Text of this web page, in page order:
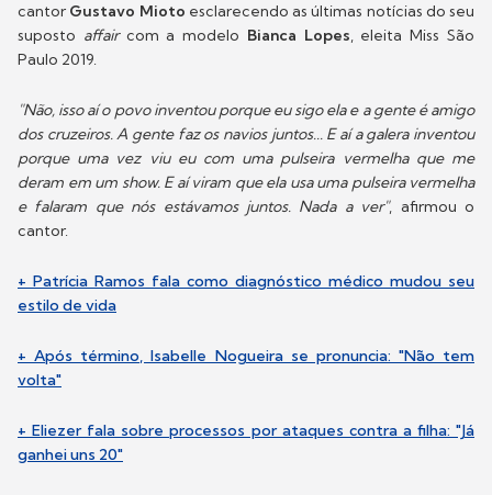
cantor Gustavo Mioto esclarecendo as últimas notícias do seu
suposto affair com a modelo Bianca Lopes, eleita Miss São
Paulo 2019.
"Não, isso aí o povo inventou porque eu sigo ela e a gente é amigo
dos cruzeiros. A gente faz os navios juntos... E aí a galera inventou
porque uma vez viu eu com uma pulseira vermelha que me
deram em um show. E aí viram que ela usa uma pulseira vermelha
e falaram que nós estávamos juntos. Nada a ver", afirmou o
cantor.
+ Patrícia Ramos fala como diagnóstico médico mudou seu
estilo de vida
+ Após término, Isabelle Nogueira se pronuncia: "Não tem
volta"
+ Eliezer fala sobre processos por ataques contra a filha: "Já
ganhei uns 20"